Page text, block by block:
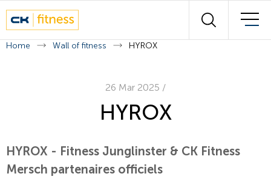
Wall of fitness
Nos experts
Contact
Français Deutsch
Home Wall of fitness HYROX
26 Mar 2025 /
HYROX
HYROX - Fitness Junglinster & CK Fitness
Mersch partenaires officiels